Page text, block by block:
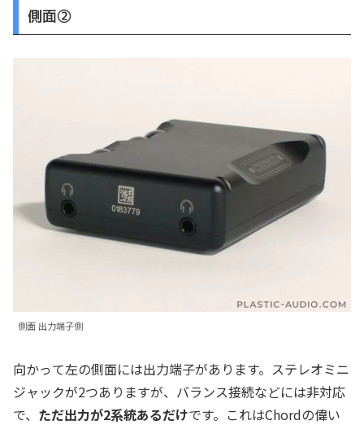
側面②
側面 出力端子側
向かって左の側面には出力端子があります。ステレオミニ
ジャックが2つありますが、バランス接続などには非対応
で、 ただ出力が2系統あるだけです。これはChordの偉い